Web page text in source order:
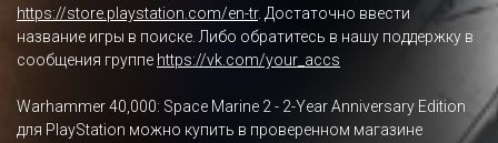
https://store.playstation.com/en-tr. Достаточно ввести
название игры в поиске. Либо обратитесь в нашу поддержку в
сообщения группе https://vk.com/your_accs
Warhammer 40,000: Space Marine 2 - 2-Year Anniversary Edition
для PlayStation можно купить в проверенном магазине